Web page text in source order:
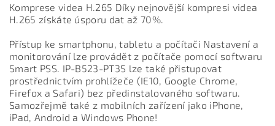
Komprese videa H.265 Díky nejnovější kompresi videa
H.265 získáte úsporu dat až 70%.
Přístup ke smartphonu, tabletu a počítači Nastavení a
monitorování lze provádět z počítače pomocí softwaru
Smart PSS. IP-B523-PT3S lze také přistupovat
prostřednictvím prohlížeče (IE10, Google Chrome,
Firefox a Safari) bez předinstalovaného softwaru.
Samozřejmě také z mobilních zařízení jako iPhone,
iPad, Android a Windows Phone!